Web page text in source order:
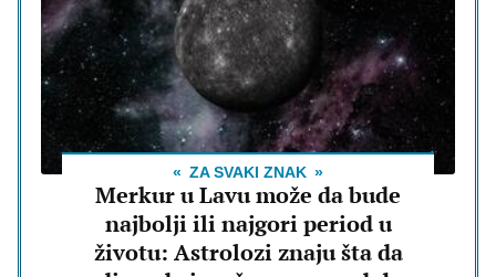
ZA SVAKI ZNAK
Merkur u Lavu može da bude
najbolji ili najgori period u
životu: Astrolozi znaju šta da